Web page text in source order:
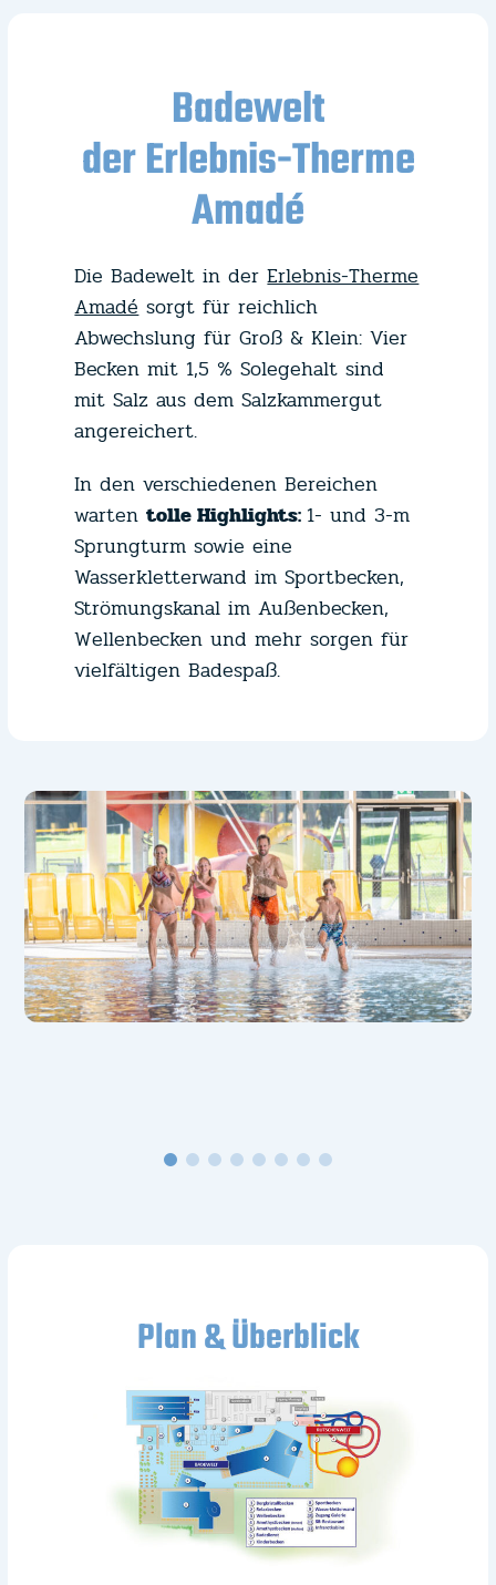
Badewelt
der Erlebnis-Therme
Amadé
Die Badewelt in derErlebnis-Therme
Amadésorgt für reichlich
Abwechslung für Groß & Klein: Vier
Becken mit 1,5 % Solegehalt sind
mit Salz aus dem Salzkammergut
angereichert.
In den verschiedenen Bereichen
wartentolle Highlights: 1- und 3-m
Sprungturm sowie eine
Wasserkletterwand im Sportbecken,
Strömungskanal im Außenbecken,
Wellenbecken und mehr sorgen für
vielfältigen Badespaß.
Plan & Überblick